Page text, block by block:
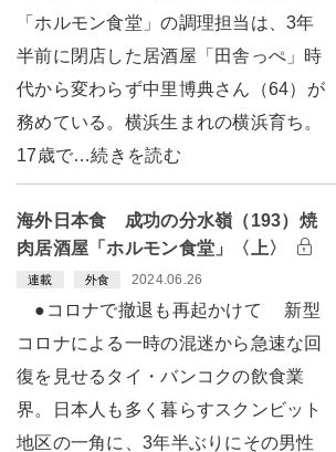
「ホルモン食堂」の調理担当は、3年
半前に閉店した居酒屋「田舎っぺ」時
代から変わらず中里博典さん（64）が
務めている。横浜生まれの横浜育ち。
17歳で…続きを読む
海外日本食 成功の分水嶺（193）焼
肉居酒屋「ホルモン食堂」〈上〉
連載 外食 2024.06.26
●コロナで撤退も再起かけて 新型
コロナによる一時の混迷から急速な回
復を見せるタイ・バンコクの飲食業
界。日本人も多く暮らすスクンビット
地区の一角に、3年半ぶりにその男性